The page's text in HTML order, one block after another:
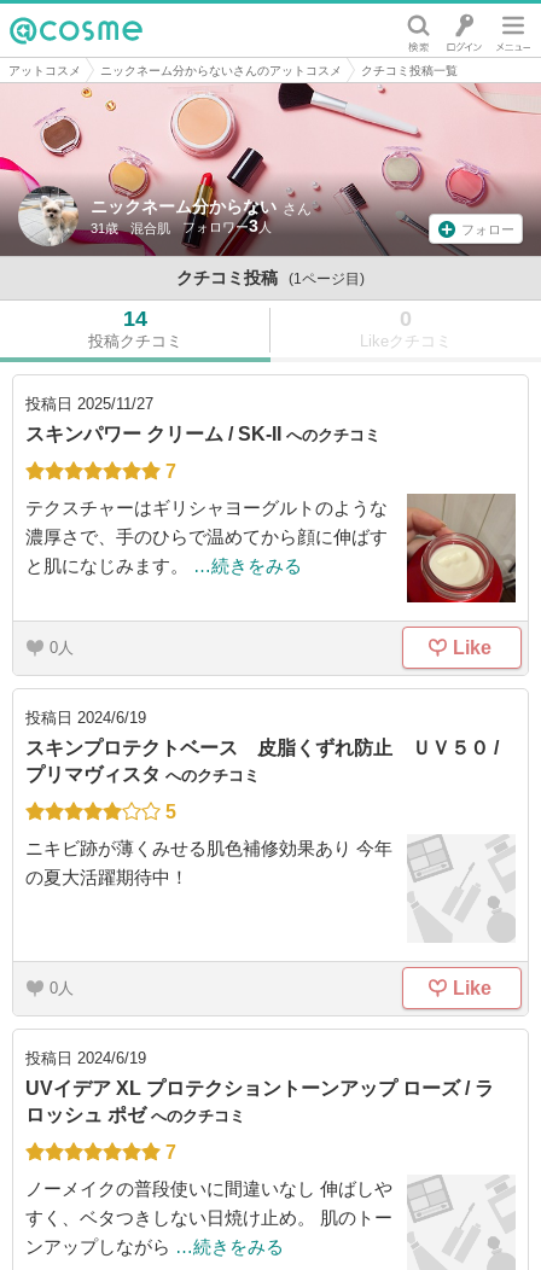
@cosme
アットコスメ ニックネーム分からないさんのアットコスメ クチコミ投稿一覧
ニックネーム分からない さん
31歳 混合肌 3 フォロー
クチコミ投稿 (1ページ目)
14
投稿クチコミ
0
Likeクチコミ
投稿日 2025/11/27
スキンパワー クリーム / SK-II へのクチコミ
7
テクスチャーはギリシャヨーグルトのような
濃厚さで、手のひらで温めてから顔に伸ばす
と肌になじみます。
…続きをみる
0 Like
投稿日 2024/6/19
スキンプロテクトベース 皮脂くずれ防止 ＵＶ５０ /
プリマヴィスタ へのクチコミ
5
ニキビ跡が薄くみせる肌色補修効果あり 今年
の夏大活躍期待中！
0 Like
投稿日 2024/6/19
UVイデア XL プロテクショントーンアップ ローズ / ラ
ロッシュ ポゼ へのクチコミ
7
ノーメイクの普段使いに間違いなし 伸ばしや
すく、ベタつきしない日焼け止め。 肌のトー
ンアップしながら …続きをみる